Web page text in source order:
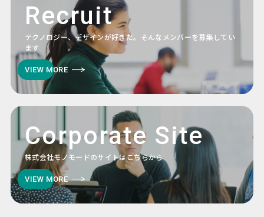
Recruit
テクノロジー、デザインが好きだ。そんなメンバーを募集してい
ます
VIEW MORE
Corporate Site
株式会社モノモードのサイトはこちらから
VIEW MORE